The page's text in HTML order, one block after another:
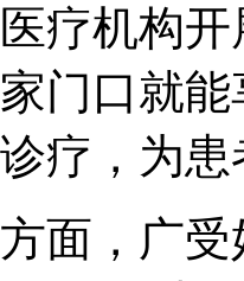
机构开
门口就
疗，为
，广受